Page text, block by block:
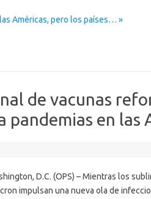
Américas, pero los países… »
de vacunas
en las
D.C. (OPS) – Mientras los
impulsan una nueva ola de